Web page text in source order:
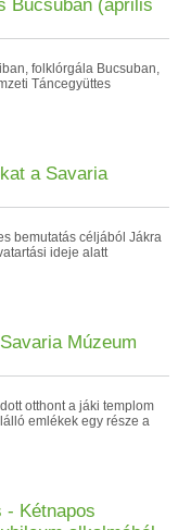
Bucsuban (április
folklórgála Bucsuban,
Táncegyüttes
a Savaria
bemutatás céljából Jákra
ideje alatt
Múzeum
otthont a jáki templom
emlékek egy része a
- Kétnapos